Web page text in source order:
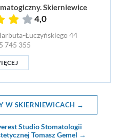
Skierniewice
4,0
Łuczyńskiego 44
745 355
W SKIERNIEWICACH →
Studio Stomatologii
Tomasz Gemel →